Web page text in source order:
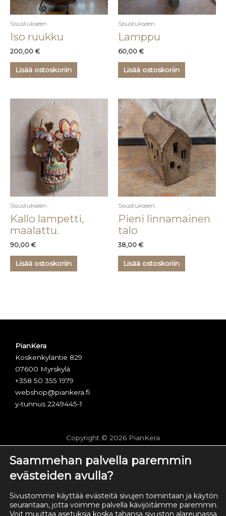
Sisustukseen
Iso ruukku
200,00 €
Lisää ostoskoriin
Sisustukseen
Lamppu
60,00 €
Lisää ostoskoriin
Sisustukseen
Kallo lampetti,
maalattu.
90,00 €
Lisää ostoskoriin
Sisustukseen
Pieni linnamainen
talo
38,00 €
Lisää ostoskoriin
PianKera
Koskenkyläntie 829
07600 Myrskylä
+358 50 355 1979
webshop@piankera.fi
y-tunnus 2249445-1
Copyright © 2026 PianKera
Toimitus- ja maksuehdot
Evästeasetukset
Tietosuojaseloste
Saammehan palvella paremmin
evästeiden avulla?
Sivustomme käyttää evästeitä sivujen toimintaan ja käytön
seurantaan, jotta voimme palvella kävijöitämme paremmin.
Voit muuttaa asetuksia koska tahansa sivuston alareunassa